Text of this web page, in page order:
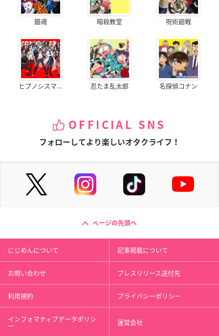
銀魂 暗殺教室 呪術廻戦
ヒプノシスマ... 忍たま乱太郎 名探偵コナン
OFFICIAL SNS
フォローしてより楽しいオタクライフ！
ページの先頭へ
にじめんについて 記事掲載について
お問い合わせ プレスリリース送付先
利用規約 プライバシーポリシー
インフォマティブデータポリシ
ー 運営会社